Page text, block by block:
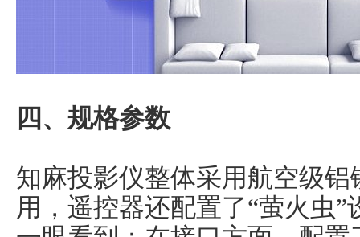
四、规格参数
知麻投影仪整体采用航空级
用，遥控器还配置了“萤火虫